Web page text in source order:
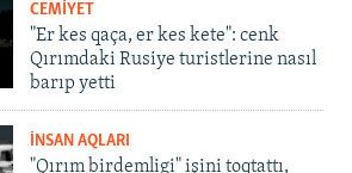
CEMİYET
"Er kes qaça, er kes kete": cenk
Qırımdaki Rusiye turistlerine nasıl
barıp yetti
İNSAN AQLARI
"Qırım birdemligi" işini toqtattı,